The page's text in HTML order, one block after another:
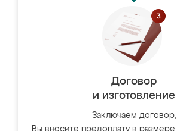
Договор
и изготовление
Заключаем договор,
Вы вносите предоплату в размере